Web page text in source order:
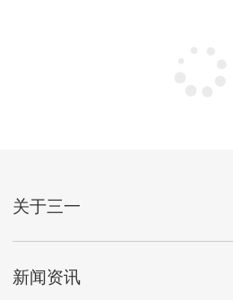
关于三一
新闻资讯